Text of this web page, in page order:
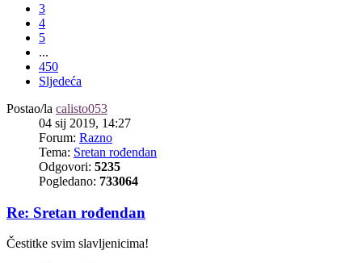
3
4
5
...
450
Sljedeća
Postao/la calisto053
04 sij 2019, 14:27
Forum: Razno
Tema: Sretan rođendan
Odgovori: 5235
Pogledano: 733064
Re: Sretan rođendan
Čestitke svim slavljenicima!